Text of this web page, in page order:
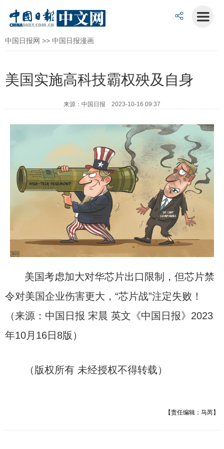
中国日报网 >> 中国日报漫画
美国实施高科技霸权殃及自身
来源：中国日报 2023-10-16 09:37
美国考虑加大对华芯片出口限制，但芯片禁
令对美国企业伤害更大，“芯片战”注定失败！
（来源：中国日报 宋晨 英文《中国日报》2023
年10月16日8版）
（版权所有 未经授权不得转载）
【责任编辑：马芮】